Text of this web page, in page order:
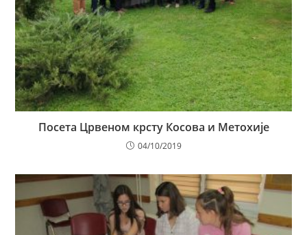
Посета Црвеном крсту Косова и Метохије
04/10/2019